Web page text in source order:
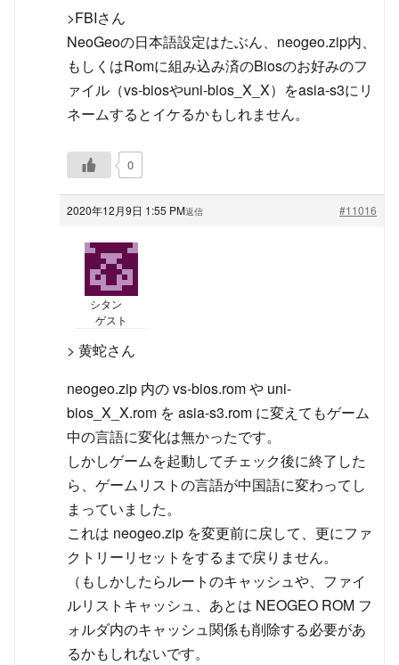
>FBIさん
NeoGeoの日本語設定はたぶん、neogeo.zip内、
もしくはRomに組み込み済のBiosのお好みのフ
ァイル（vs-biosやuni-bios_X_X）をasia-s3にリ
ネームするとイケるかもしれません。
0
2020年12月9日 1:55 PM #11016
返信
シタン
ゲスト
> 黄蛇さん
neogeo.zip 内の vs-bios.rom や uni-
bios_X_X.rom を asia-s3.rom に変えてもゲーム
中の言語に変化は無かったです。
しかしゲームを起動してチェック後に終了した
ら、ゲームリストの言語が中国語に変わってし
まっていました。
これは neogeo.zip を変更前に戻して、更にファ
クトリーリセットをするまで戻りません。
（もしかしたらルートのキャッシュや、ファイ
ルリストキャッシュ、あとは NEOGEO ROM フ
ォルダ内のキャッシュ関係も削除する必要があ
るかもしれないです。